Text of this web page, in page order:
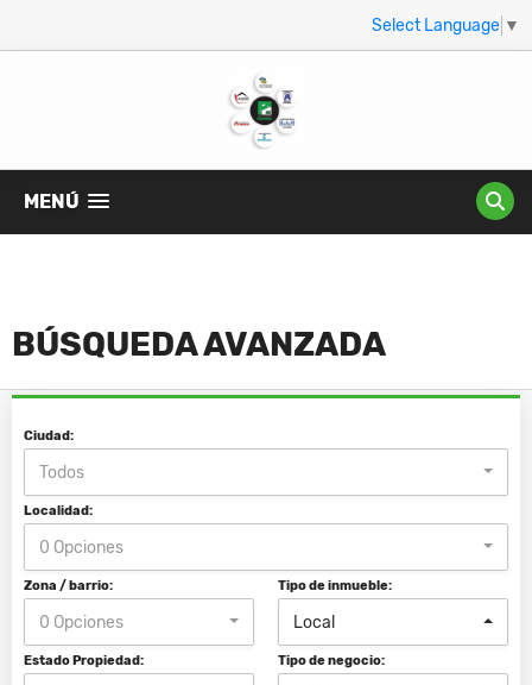
Select Language ▼
MENÚ
BÚSQUEDA AVANZADA
Ciudad:
Todos
Localidad:
0 Opciones
Zona / barrio:
0 Opciones
Tipo de inmueble:
Local
Estado Propiedad: Tipo de negocio: